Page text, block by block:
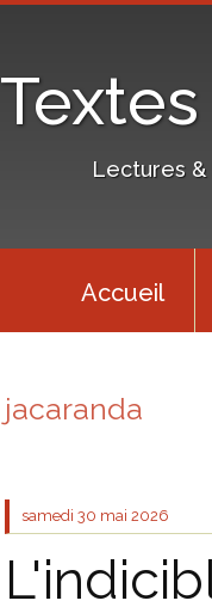
Lectures &
Accueil
jacaranda
samedi 30 mai 2026